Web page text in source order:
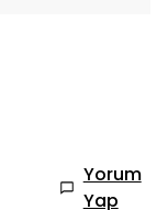
Yorum
Yap